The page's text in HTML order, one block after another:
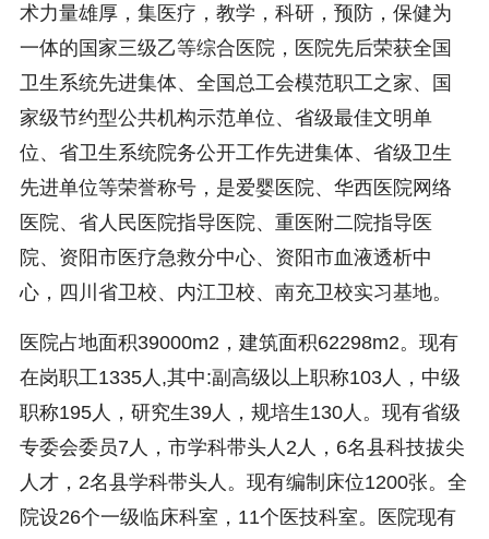
术力量雄厚，集医疗，教学，科研，预防，保健为
一体的国家三级乙等综合医院，医院先后荣获全国
卫生系统先进集体、全国总工会模范职工之家、国
家级节约型公共机构示范单位、省级最佳文明单
位、省卫生系统院务公开工作先进集体、省级卫生
先进单位等荣誉称号，是爱婴医院、华西医院网络
医院、省人民医院指导医院、重医附二院指导医
院、资阳市医疗急救分中心、资阳市血液透析中
心，四川省卫校、内江卫校、南充卫校实习基地。
医院占地面积39000m2，建筑面积62298m2。现有
在岗职工1335人,其中:副高级以上职称103人，中级
职称195人，研究生39人，规培生130人。现有省级
专委会委员7人，市学科带头人2人，6名县科技拔尖
人才，2名县学科带头人。现有编制床位1200张。全
院设26个一级临床科室，11个医技科室。医院现有